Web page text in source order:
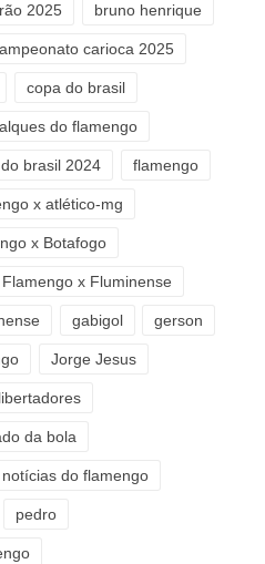
2025 bruno henrique
carioca 2025
copa do brasil
do flamengo
brasil 2024 flamengo
x atlético-mg
x Botafogo
Flamengo x Fluminense
gabigol gerson
Jorge Jesus
libertadores
da bola
notícias do flamengo
pedro